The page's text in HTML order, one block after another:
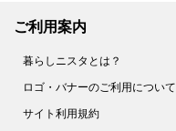
ご利用案内
暮らしニスタとは？
ロゴ・バナーのご利用について
サイト利用規約